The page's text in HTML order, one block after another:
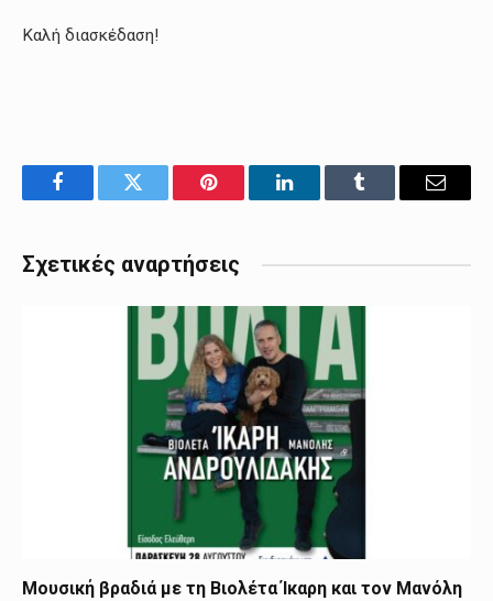
Καλή διασκέδαση!
FacebookTwitter Pinterest LinkedInTumblr Email
Σχετικές αναρτήσεις
Μουσική βραδιά με τη Βιολέτα Ίκαρη και τον Μανόλη